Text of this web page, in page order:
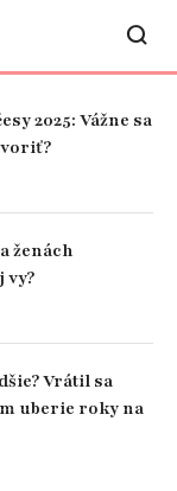
vy?
uberie roky na